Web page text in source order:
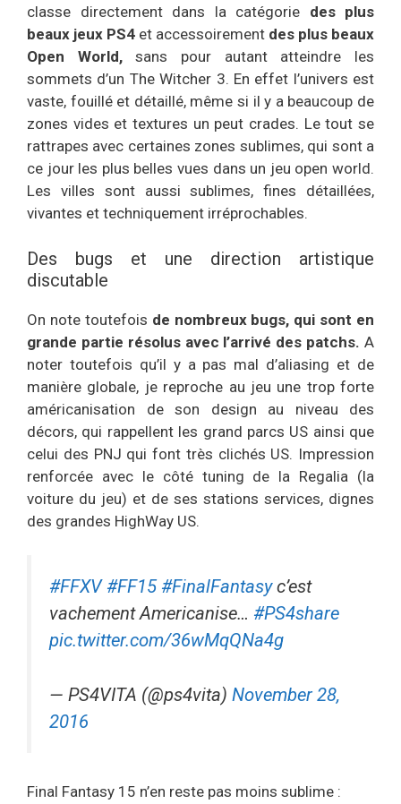
classe directement dans la catégorie des plus
beaux jeux PS4 et accessoirement des plus beaux
Open World,sans pour autant atteindre les
sommets d’un The Witcher 3. En effet l’univers est
vaste, fouillé et détaillé, même si il y a beaucoup de
zones vides et textures un peut crades. Le tout se
rattrapes avec certaines zones sublimes, qui sont a
ce jour les plus belles vues dans un jeu open world.
Les villes sont aussi sublimes, fines détaillées,
vivantes et techniquement irréprochables.
Des bugs et une direction artistique
discutable
On note toutefois de nombreux bugs, qui sont en
grande partie résolus avec l’arrivé des patchs. A
noter toutefois qu’il y a pas mal d’aliasing et de
manière globale, je reproche au jeu une trop forte
américanisation de son design au niveau des
décors, qui rappellent les grand parcs US ainsi que
celui des PNJ qui font très clichés US. Impression
renforcée avec le côté tuning de la Regalia (la
voiture du jeu) et de ses stations services, dignes
des grandes HighWay US.
#FFXV #FF15 #FinalFantasyc’est
vachement Americanise… #PS4share
pic.twitter.com/36wMqQNa4g
— PS4VITA (@ps4vita) November 28,
2016
Final Fantasy 15 n’en reste pas moins sublime :